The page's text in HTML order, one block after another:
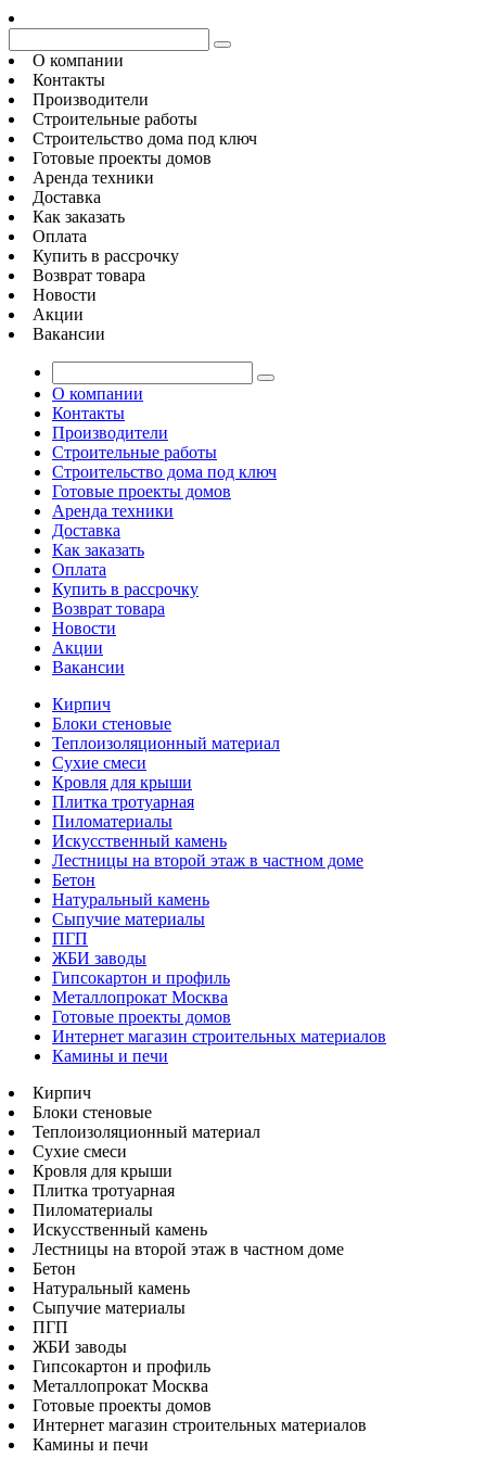
О компании
Контакты
Производители
Строительные работы
Строительство дома под ключ
Готовые проекты домов
Аренда техники
Доставка
Как заказать
Оплата
Купить в рассрочку
Возврат товара
Новости
Акции
Вакансии
О компании
Контакты
Производители
Строительные работы
Строительство дома под ключ
Готовые проекты домов
Аренда техники
Доставка
Как заказать
Оплата
Купить в рассрочку
Возврат товара
Новости
Акции
Вакансии
Кирпич
Блоки стеновые
Теплоизоляционный материал
Сухие смеси
Кровля для крыши
Плитка тротуарная
Пиломатериалы
Искусственный камень
Лестницы на второй этаж в частном доме
Бетон
Натуральный камень
Сыпучие материалы
ПГП
ЖБИ заводы
Гипсокартон и профиль
Металлопрокат Москва
Готовые проекты домов
Интернет магазин строительных материалов
Камины и печи
Кирпич
Блоки стеновые
Теплоизоляционный материал
Сухие смеси
Кровля для крыши
Плитка тротуарная
Пиломатериалы
Искусственный камень
Лестницы на второй этаж в частном доме
Бетон
Натуральный камень
Сыпучие материалы
ПГП
ЖБИ заводы
Гипсокартон и профиль
Металлопрокат Москва
Готовые проекты домов
Интернет магазин строительных материалов
Камины и печи